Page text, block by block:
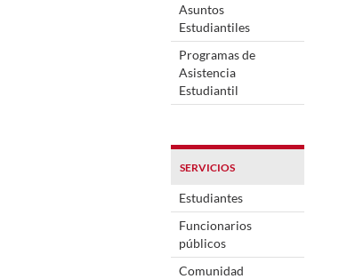
Asuntos
Estudiantiles
Programas de
Asistencia
Estudiantil
SERVICIOS
Estudiantes
Funcionarios
públicos
Comunidad